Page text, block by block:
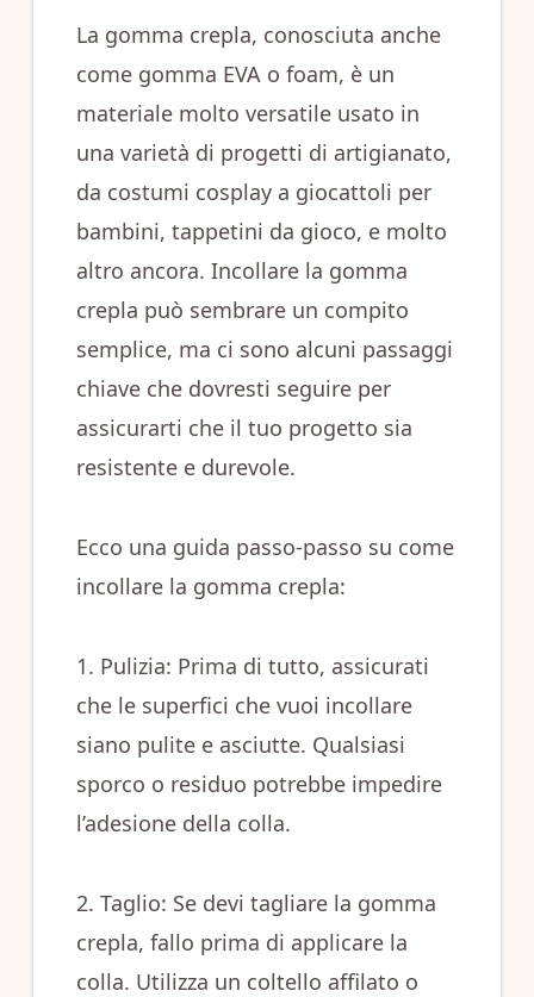
La gomma crepla, conosciuta anche
come gomma EVA o foam, è un
materiale molto versatile usato in
una varietà di progetti di artigianato,
da costumi cosplay a giocattoli per
bambini, tappetini da gioco, e molto
altro ancora. Incollare la gomma
crepla può sembrare un compito
semplice, ma ci sono alcuni passaggi
chiave che dovresti seguire per
assicurarti che il tuo progetto sia
resistente e durevole.
Ecco una guida passo-passo su come
incollare la gomma crepla:
1. Pulizia: Prima di tutto, assicurati
che le superfici che vuoi incollare
siano pulite e asciutte. Qualsiasi
sporco o residuo potrebbe impedire
l’adesione della colla.
2. Taglio: Se devi tagliare la gomma
crepla, fallo prima di applicare la
colla. Utilizza un coltello affilato o